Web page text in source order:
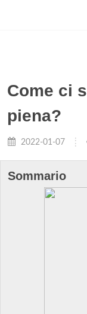
Come ci
piena?
2022-01-07
Sommario